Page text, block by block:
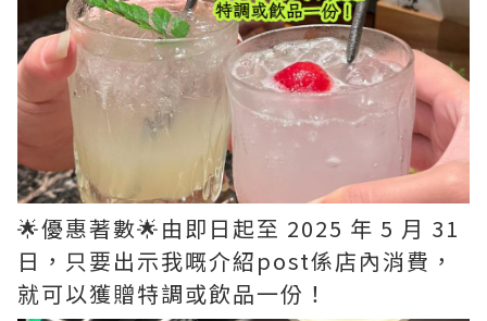
🌟優惠著數🌟由即日起至 2025 年 5 月 31
日，只要出示我嘅介紹post係店內消費，
就可以獲贈特調或飲品一份！